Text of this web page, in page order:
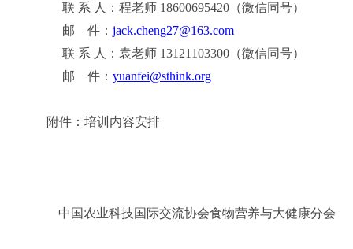
联 系 人：程老师 18600695420（微信同号）
邮 件：jack.cheng27@163.com
联 系 人：袁老师 13121103300（微信同号）
邮 件：yuanfei@sthink.org
附件：培训内容安排
中国农业科技国际交流协会食物营养与大健康分会